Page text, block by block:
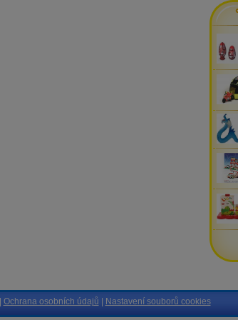
Ochrana osobních údajů Nastavení souborů cookies